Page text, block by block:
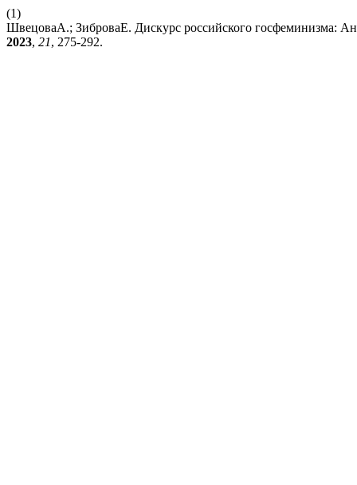
(1)
ШвецоваА.; ЗиброваЕ. Дискурс российского госфеминизма:
2023, 21, 275-292.